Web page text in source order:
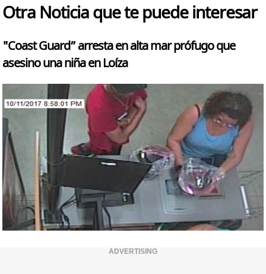
Otra Noticia que te puede interesar
"Coast Guard” arresta en alta mar prófugo que
asesino una niña en Loíza
ADVERTISING